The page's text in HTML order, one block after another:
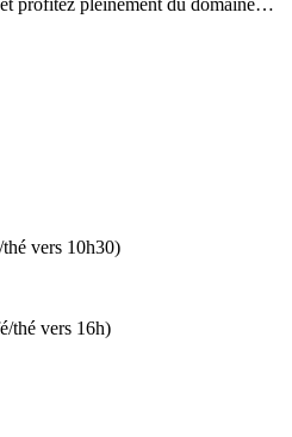
vers 10h30)
thé vers 16h)